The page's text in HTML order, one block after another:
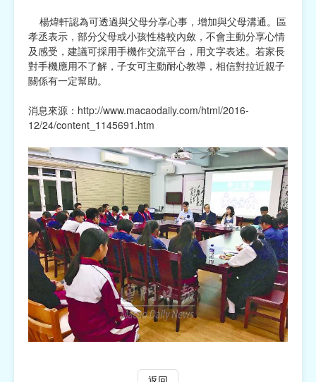
楊煒軒認為可透過與父母分享心事，增加與父母溝通。區
孝丞表示，部分父母或小孩性格較內斂，不會主動分享心情
及感受，建議可採用手機作交流平台，用文字表述。若家長
對手機應用不了解，子女可主動耐心教導，相信對拉近親子
關係有一定幫助。
消息來源： http://www.macaodaily.com/html/2016-
12/24/content_1145691.htm